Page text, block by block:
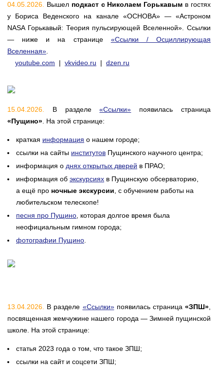
04.05.2026. Вышел подкаст с Николаем Горькавым в гостях
у Бориса Веденского на канале «ОСНОВА» — «Астроном
NASA Горькавый: Теория пульсирующей Вселенной». Ссылки
— ниже и на странице «Ссылки / Осциллирующая
Вселенная»
youtube.com | vkvideo.ru | dzen.ru
15.04.2026. В разделе«Ссылки» появилась страница
«Пущино» . На этой странице:
краткая информация о нашем городе;
ссылки на сайты институтов Пущинского научного центра;
информация о днях открытых дверей в ПРАО;
информация об экскурсиях в Пущинскую обсерваторию,
а ещё про ночные экскурсии , с обучением работы на
любительском телескопе!
песня про Пущино , которая долгое время была
неофициальным гимном города;
фотографии Пущино
13.04.2026. В разделе «Ссылки»появилась страница «ЗПШ»
посвященная жемчужине нашего города — Зимней пущинской
школе. На этой странице:
статья 2023 года о том, что такое ЗПШ;
ссылки на сайт и соцсети ЗПШ;